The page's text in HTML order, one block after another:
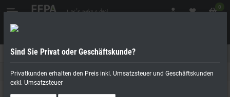
0
Geschäftskunde
Hygieneartikel
Sind Sie Privat oder Geschäftskunde?
Privatkunden erhalten den Preis inkl. Umsatzsteuer und Geschäftskunden
exkl. Umsatzsteuer